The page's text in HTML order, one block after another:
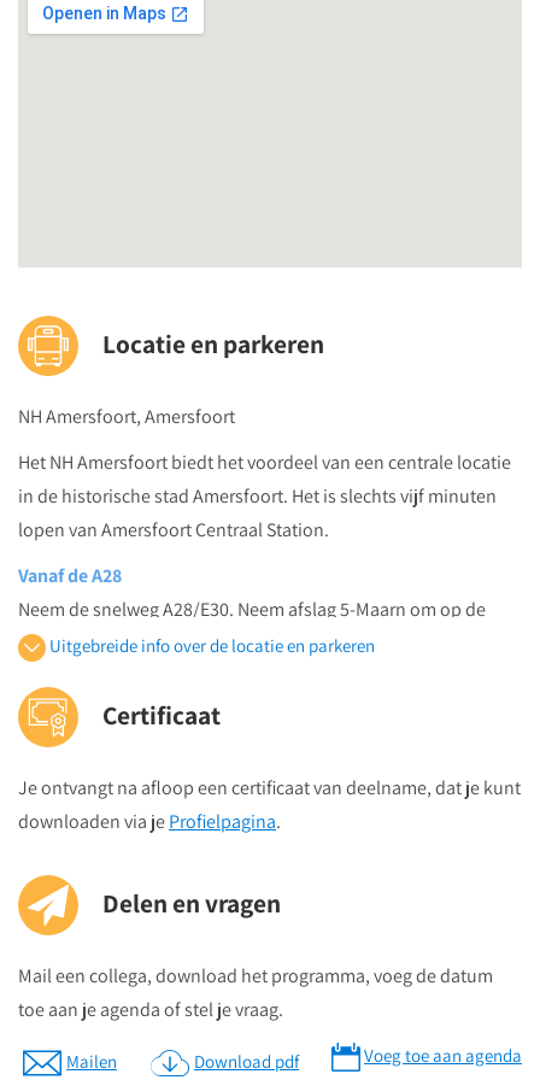
Locatie en parkeren
NH Amersfoort, Amersfoort
Het NH Amersfoort biedt het voordeel van een centrale locatie
in de historische stad Amersfoort. Het is slechts vijf minuten
lopen van Amersfoort Centraal Station.
Vanaf de A28
Neem de snelweg A28/E30. Neem afslag 5-Maarn om op de
N227 te komen. Ga linksaf bij de Doornseweg/N227. Houd
op de Leusderweg. Neem op de tweede rotonde de tweede
afslag de Arnhemseweg op. Ga linksaf bij de Stadsring. Ga
linksaf bij de Van Asch van Wijckstraat. Na 200 meter bevindt
zich aan de rechterzijde de parkeergarage “Asch van Wijck”.
Neem afslag 12-Bunschoten-Spakenburg naar de N199 richting
Amersfoort.
199 op. Blijf op de N199.
Houd links aan bij de splitsing. Ga linksaf bij de
Amsterdamseweg. Houd rechts aan om op de
Uitgebreide info over de locatie en parkeren
Certificaat
Je ontvangt na afloop een certificaat van deelname, dat je kunt
downloaden via jeProfielpagina.
Delen en vragen
Mail een collega, download het programma, voeg de datum
toe aan je agenda of stel je vraag.
Mailen Download pdf Voeg toe aan agenda